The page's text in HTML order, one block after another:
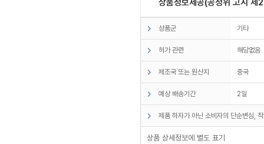
상품군 기타
허가 관련 해당없음
제조국 또는 원산지 중국
예상 배송기간 2일
제품 하자가 아닌 소비자의 단순변심,
상품 상세정보에 별도 표기